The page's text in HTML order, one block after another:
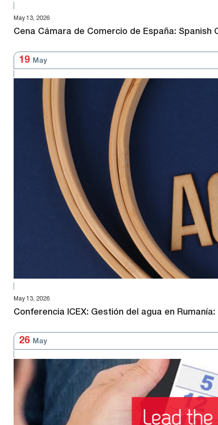
May 13, 2026
Cena Cámara de Comercio de España: Spanish
19 May
May 13, 2026
Conferencia ICEX: Gestión del agua en
26 May